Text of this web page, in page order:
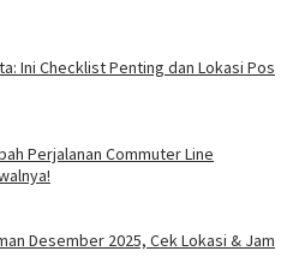
Ini Checklist Penting dan Lokasi Pos
Perjalanan Commuter Line
Desember 2025, Cek Lokasi & Jam